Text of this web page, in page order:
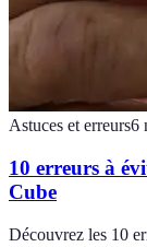
Astuces et erreurs6
10 erreurs à
Cube
Découvrez les 10